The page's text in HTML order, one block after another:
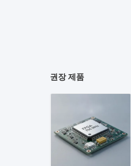
권장 제품